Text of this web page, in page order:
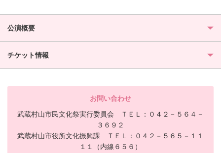
公演概要
チケット情報
お問い合わせ
武蔵村山市民文化祭実行委員会 ＴＥＬ：０４２－５６４－
３６９２
武蔵村山市役所文化振興課 ＴＥＬ：０４２－５６５－１１
１１（内線６５６）